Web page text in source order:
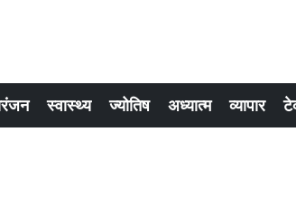
स्वास्थ्य ज्योतिष अध्यात्म व्यापार